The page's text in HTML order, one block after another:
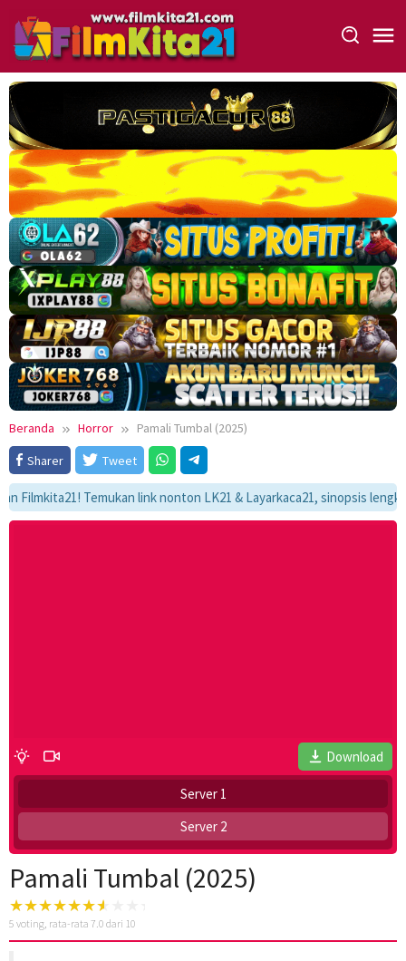
konten
Beranda Horror
Pamali Tumbal (2025)
Sharer
Tweet
Temukan link nonton LK21 & Layarkaca21, sinopsis
Download
Server 1
Server 2
Pamali Tumbal (2025)
5 voting, rata-rata 7.0 dari 10